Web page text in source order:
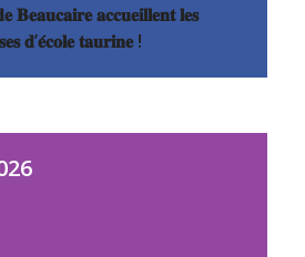
𝐁𝐞𝐚𝐮𝐜𝐚𝐢𝐫𝐞 𝐚𝐜𝐜𝐮𝐞𝐢𝐥𝐥𝐞𝐧𝐭 𝐥𝐞𝐬
𝐝’𝐞́𝐜𝐨𝐥𝐞 𝐭𝐚𝐮𝐫𝐢𝐧𝐞 !